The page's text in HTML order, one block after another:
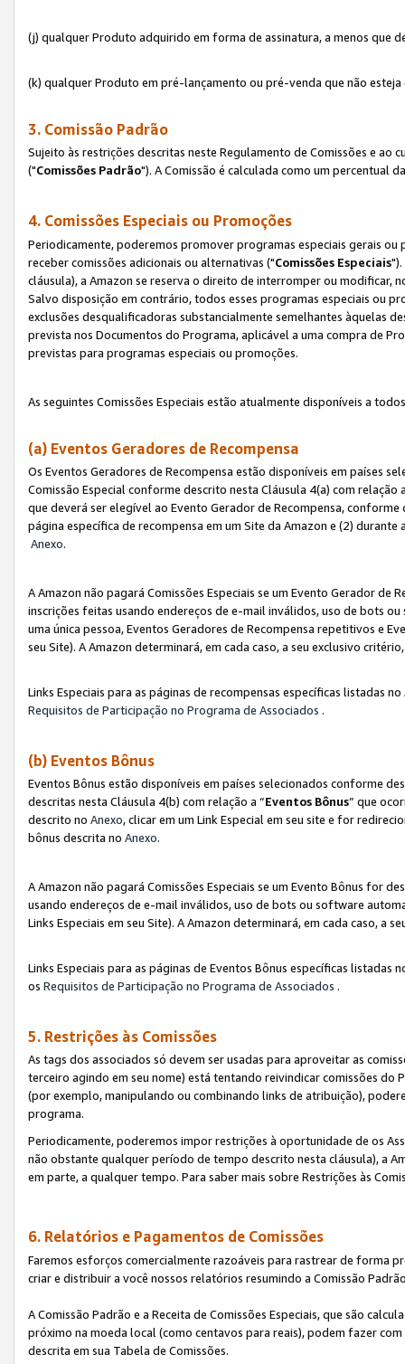
(j) qualquer Produto adquirido em forma de assinatura, a menos que
(k) qualquer Produto em pré-lançamento ou pré-venda que não
3. Comissão Padrão
Sujeito às restrições descritas neste Regulamento de Comissões e ao
("Comissões Padrão"). A Comissão é calculada como um percentual
4. Comissões Especiais ou Promoções
Periodicamente, poderemos promover programas especiais gerais
receber comissões adicionais ou alternativas ("Comissões Especiais
cláusula), a Amazon se reserva o direito de interromper ou
Salvo disposição em contrário, todos esses programas especiais ou
exclusões desqualificadoras substancialmente semelhantes àquelas
prevista nos Documentos do Programa, aplicável a uma compra de
previstas para programas especiais ou promoções.
As seguintes Comissões Especiais estão atualmente disponíveis a
(a) Eventos Geradores de Recompensa
Os Eventos Geradores de Recompensa estão disponíveis em países
Comissão Especial conforme descrito nesta Cláusula 4(a) com relação
que deverá ser elegível ao Evento Gerador de Recompensa,
página específica de recompensa em um Site da Amazon e (2)
Anexo.
A Amazon não pagará Comissões Especiais se um Evento Gerador
inscrições feitas usando endereços de e-mail inválidos, uso de bots
uma única pessoa, Eventos Geradores de Recompensa repetitivos e
seu Site). A Amazon determinará, em cada caso, a seu exclusivo
Links Especiais para as páginas de recompensas específicas listadas no
Requisitos de Participação no Programa de Associados .
(b) Eventos Bônus
Eventos Bônus estão disponíveis em países selecionados conforme
descritas nesta Cláusula 4(b) com relação a “Eventos Bônus” que
descrito no Anexo, clicar em um Link Especial em seu site e for
bônus descrita no Anexo.
A Amazon não pagará Comissões Especiais se um Evento Bônus for
usando endereços de e-mail inválidos, uso de bots ou software
Links Especiais em seu Site). A Amazon determinará, em cada caso, a
Links Especiais para as páginas de Eventos Bônus específicas listadas
os Requisitos de Participação no Programa de Associados .
5. Restrições às Comissões
As tags dos associados só devem ser usadas para aproveitar as
terceiro agindo em seu nome) está tentando reivindicar comissões
(por exemplo, manipulando ou combinando links de atribuição),
programa.
Periodicamente, poderemos impor restrições à oportunidade de os
não obstante qualquer período de tempo descrito nesta cláusula), a
em parte, a qualquer tempo. Para saber mais sobre Restrições às
6. Relatórios e Pagamentos de Comissões
Faremos esforços comercialmente razoáveis para rastrear de forma
criar e distribuir a você nossos relatórios resumindo a Comissão
A Comissão Padrão e a Receita de Comissões Especiais, que são
próximo na moeda local (como centavos para reais), podem fazer
descrita em sua Tabela de Comissões.